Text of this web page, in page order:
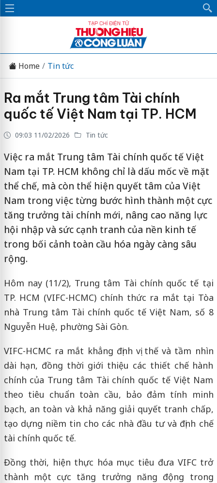
Home Tin tức
Ra mắt Trung tâm Tài chính
quốc tế Việt Nam tại TP. HCM
09:03 11/02/2026 Tin tức
Việc ra mắt Trung tâm Tài chính quốc tế Việt
Nam tại TP. HCM không chỉ là dấu mốc về mặt
thể chế, mà còn thể hiện quyết tâm của Việt
Nam trong việc từng bước hình thành một cực
tăng trưởng tài chính mới, nâng cao năng lực
hội nhập và sức cạnh tranh của nền kinh tế
trong bối cảnh toàn cầu hóa ngày càng sâu
rộng.
Hôm nay (11/2), Trung tâm Tài chính quốc tế tại
TP. HCM (VIFC-HCMC) chính thức ra mắt tại Tòa
nhà Trung tâm Tài chính quốc tế Việt Nam, số 8
Nguyễn Huệ, phường Sài Gòn.
VIFC-HCMC ra mắt khẳng định vị thế và tầm nhìn
dài hạn, đồng thời giới thiệu các thiết chế hành
chính của Trung tâm Tài chính quốc tế Việt Nam
theo tiêu chuẩn toàn cầu, bảo đảm tính minh
bạch, an toàn và khả năng giải quyết tranh chấp,
tạo dựng niềm tin cho các nhà đầu tư và định chế
tài chính quốc tế.
Đồng thời, hiện thực hóa mục tiêu đưa VIFC trở
thành một cực tăng trưởng năng động trong